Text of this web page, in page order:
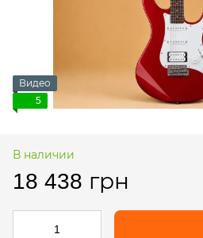
Видео
5
В наличии
18 438 грн